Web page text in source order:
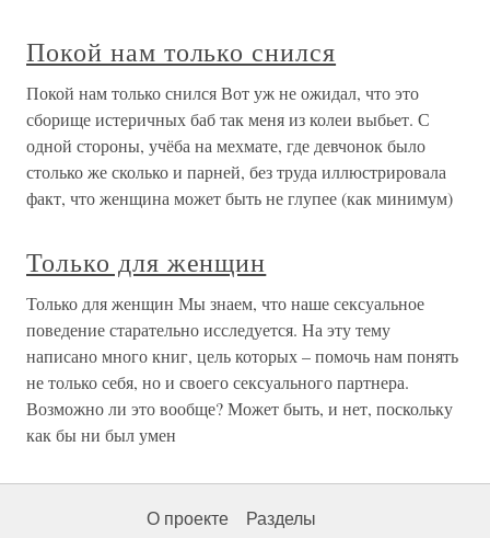
Покой нам только снился
Покой нам только снился Вот уж не ожидал, что это
сборище истеричных баб так меня из колеи выбьет. С
одной стороны, учёба на мехмате, где девчонок было
столько же сколько и парней, без труда иллюстрировала
факт, что женщина может быть не глупее (как минимум)
Только для женщин
Только для женщин Мы знаем, что наше сексуальное
поведение старательно исследуется. На эту тему
написано много книг, цель которых – помочь нам понять
не только себя, но и своего сексуального партнера.
Возможно ли это вообще? Может быть, и нет, поскольку
как бы ни был умен
О проекте Разделы